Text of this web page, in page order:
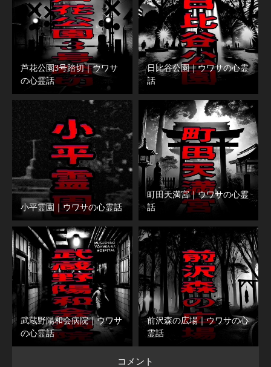
芦花公園3号踏切｜ウワサ
の心霊話
日比谷公園｜ウワサの心霊
話
小平霊園｜ウワサの心霊話
町田天満宮｜ウワサの心霊
話
武蔵野陽和会病院｜ウワサ
の心霊話
前沢森の広場｜ウワサの心
霊話
コメント